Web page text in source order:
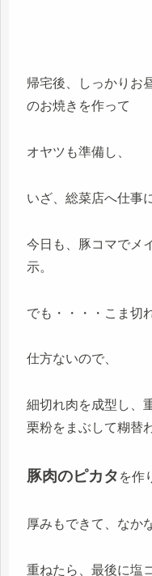
帰宅後、しっかりお
のお焼きを作って
オヤツも準備し、
いざ、総菜店へ仕事
今日も、豚コマでメ
示。
でも・・・・こま切
仕方ないので、
細切れ肉を成型し、
栗粉をまぶして糊替
豚肉のピカタ を作
厚みもできて、なか
重ねたら、最後に塩